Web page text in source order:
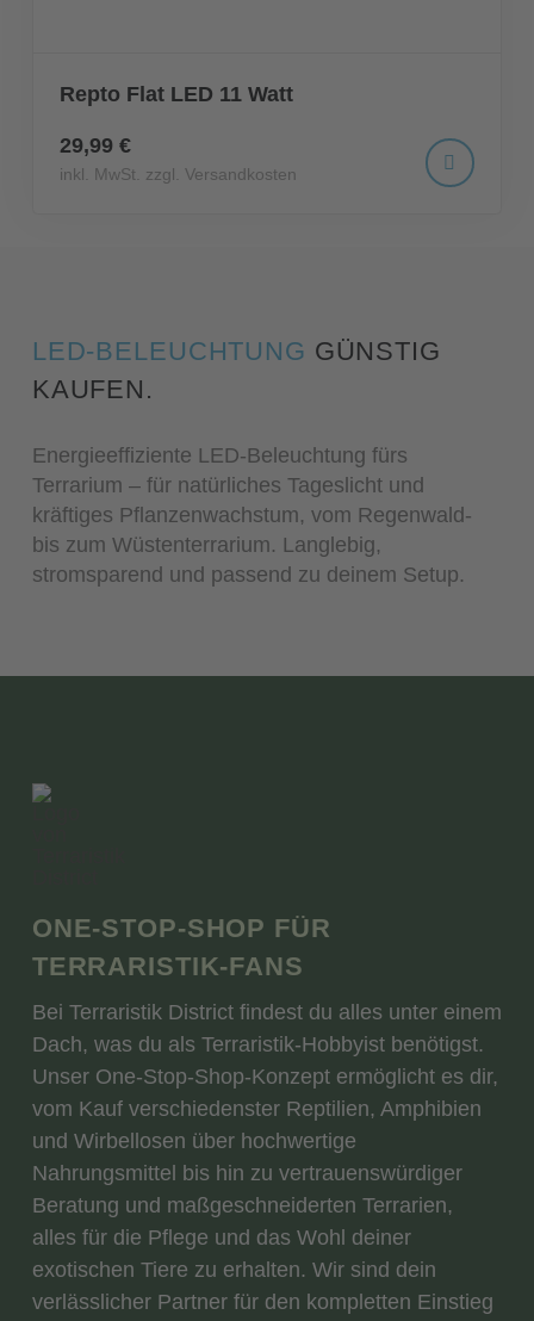
Repto Flat LED 11 Watt
29,99 €
inkl. MwSt. zzgl. Versandkosten
LED-BELEUCHTUNG GÜNSTIG
KAUFEN.
Energieeffiziente LED-Beleuchtung fürs
Terrarium – für natürliches Tageslicht und
kräftiges Pflanzenwachstum, vom Regenwald-
bis zum Wüstenterrarium. Langlebig,
stromsparend und passend zu deinem Setup.
ONE-STOP-SHOP FÜR
TERRARISTIK-FANS
Bei Terraristik District findest du alles unter einem
Dach, was du als Terraristik-Hobbyist benötigst.
Unser One-Stop-Shop-Konzept ermöglicht es dir,
vom Kauf verschiedenster Reptilien, Amphibien
und Wirbellosen über hochwertige
Nahrungsmittel bis hin zu vertrauenswürdiger
Beratung und maßgeschneiderten Terrarien,
alles für die Pflege und das Wohl deiner
exotischen Tiere zu erhalten. Wir sind dein
verlässlicher Partner für den kompletten Einstieg